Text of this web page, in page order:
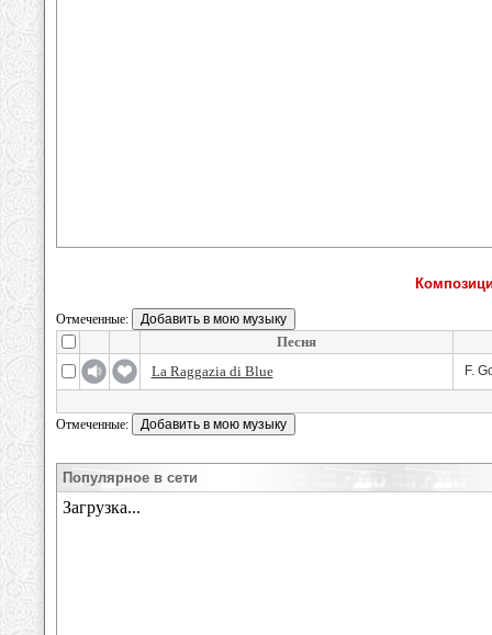
Отмеченные:
Песня
La Raggazia di Blue
F.
Отмеченные:
Популярное в сети